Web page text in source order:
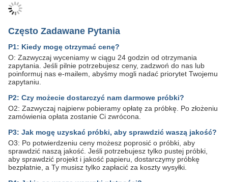
Często Zadawane Pytania
P1: Kiedy mogę otrzymać cenę?
O: Zazwyczaj wyceniamy w ciągu 24 godzin od otrzymania
zapytania. Jeśli pilnie potrzebujesz ceny, zadzwoń do nas lub
poinformuj nas e-mailem, abyśmy mogli nadać priorytet Twojemu
zapytaniu.
P2: Czy możecie dostarczyć nam darmowe próbki?
O2: Zazwyczaj najpierw pobieramy opłatę za próbkę. Po złożeniu
zamówienia opłata zostanie Ci zwrócona.
P3: Jak mogę uzyskać próbki, aby sprawdzić waszą jakość?
O3: Po potwierdzeniu ceny możesz poprosić o próbki, aby
sprawdzić naszą jakość. Jeśli potrzebujesz tylko pustej próbki,
aby sprawdzić projekt i jakość papieru, dostarczymy próbkę
bezpłatnie, a Ty musisz tylko zapłacić za koszty wysyłki.